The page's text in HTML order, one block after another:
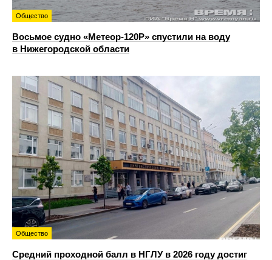
Общество
Восьмое судно «Метеор-120Р» спустили на воду
в Нижегородской области
Общество
Средний проходной балл в НГЛУ в 2026 году достиг